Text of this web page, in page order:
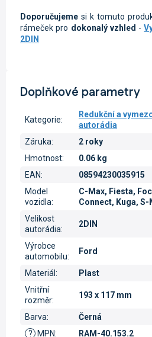
Doporučujeme si k tomuto
rámeček pro dokonalý vzhled -
2DIN
Doplňkové parametry
Kategorie:
Redukční a
autorádia
Záruka:
2 roky
Hmotnost:
0.06 kg
EAN:
08594230035915
Model
vozidla:
C-Max, Fiesta,
Connect, Kuga,
Velikost
autorádia:
2DIN
Výrobce
automobilu:
Ford
Materiál:
Plast
Vnitřní
rozměr:
193 x 117 mm
Barva:
Černá
?
MPN: RAM-40.153.2